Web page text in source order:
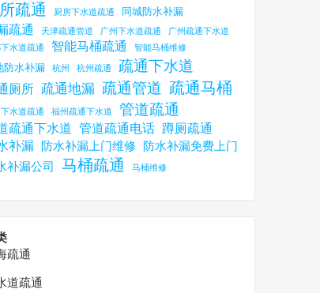
疏通 厨房下水道疏通 同城防水补漏
疏通 天津疏通管道 广州下水道疏通
广州疏通下水道
水道疏通
智能马桶疏通 智能马桶维修
防水补漏 杭州 杭州疏通 疏通下水道
厕所 疏通地漏 疏通管道 疏通马桶
水道疏通 福州疏通下水道 管道疏通
疏通下水道 管道疏通电话 蹲厕疏通
补漏 防水补漏上门维修
防水补漏免费上门
补漏公司
马桶疏通 马桶维修
疏通
道疏通